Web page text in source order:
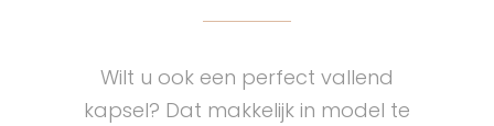
Wilt u ook een perfect vallend
kapsel? Dat makkelijk in model te